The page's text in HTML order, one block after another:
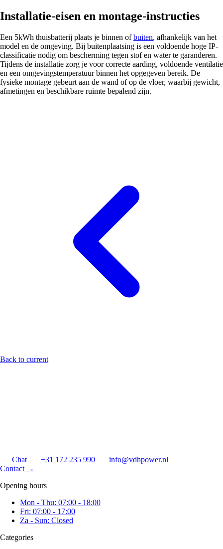
Installatie-eisen en montage-instructies
Een 5kWh thuisbatterij plaats je binnen ofbuiten, afhankelijk van het
model en de omgeving. Bij buitenplaatsing is een voldoende hoge IP-
classificatie nodig om bescherming tegen stof en water te garanderen.
Tijdens de installatie zorg je voor correcte aarding, voldoende ventilatie
en een omgevingstemperatuur binnen het opgegeven bereik. De
fysieke montage gebeurt aan de wand of op de vloer, waarbij gewicht,
afmetingen en beschikbare ruimte bepalend zijn.
Back to current
Chat +31 172 235 990
info@vdhpower.nl
Contact →
Opening hours
Mon - Thu: 07:00 - 18:00
Fri: 07:00 - 17:00
Za - Sun: Closed
Categories